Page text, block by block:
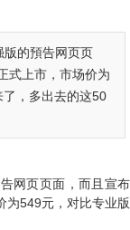
版的預告网页页
式上市，市场价为
，多出去的这50
网页页面，而且宣布
为549元，对比专业版